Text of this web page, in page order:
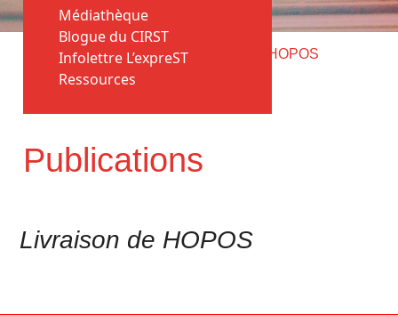
Accueil > Publications > Livraison de HOPOS
Publications
Médiathèque
Blogue du CIRST
Infolettre L’expreST
Ressources
Livraison de HOPOS